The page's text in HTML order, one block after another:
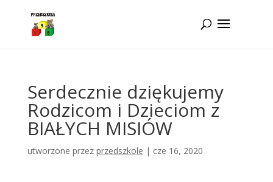
Serdecznie dziękujemy
Rodzicom i Dzieciom z
BIAŁYCH MISIÓW
utworzone przez przedszkole | cze 16, 2020